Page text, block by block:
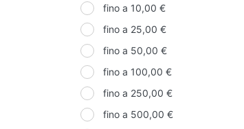
ASROCK
BLUE STAR
D-POWER
GOOGLE
INNO-HIT
JBL
fino a 10,00 €
fino a 25,00 €
fino a 50,00 €
fino a 100,00 €
fino a 250,00 €
fino a 500,00 €